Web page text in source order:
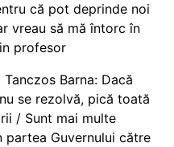
că pot deprinde noi
vreau să mă întorc în
profesor
Barna: Dacă
se rezolvă, pică toată
/ Sunt mai multe
partea Guvernului către